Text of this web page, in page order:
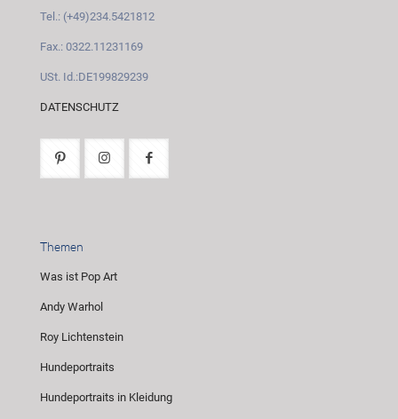
Tel.: (+49)234.5421812
Fax.: 0322.11231169
USt. Id.:DE199829239
DATENSCHUTZ
Themen
Was ist Pop Art
Andy Warhol
Roy Lichtenstein
Hundeportraits
Hundeportraits in Kleidung